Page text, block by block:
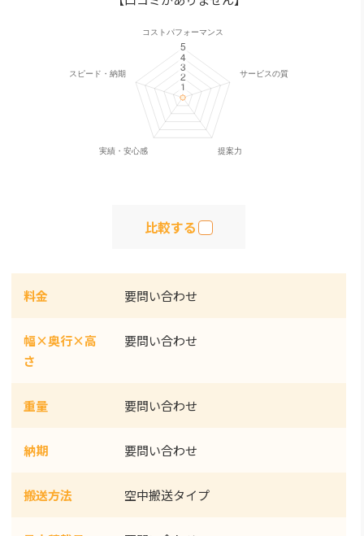
比較する
料金 要問い合わせ
幅×奥行×高
さ
要問い合わせ
重量 要問い合わせ
納期 要問い合わせ
搬送方法 空中搬送タイプ